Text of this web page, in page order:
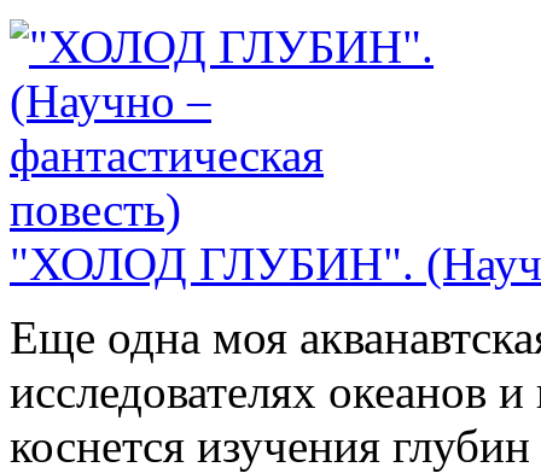
"ХОЛОД ГЛУБИН".
Еще одна моя
исследователях океанов
коснется изучения